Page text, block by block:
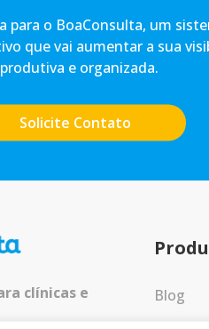
para o BoaConsulta, um
que vai aumentar a sua
e organizada.
Solicite Contato
clínicas e
Blog